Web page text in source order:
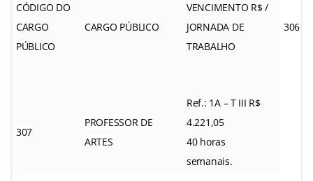
CÓDIGO DO
CARGO
PÚBLICO
CARGO PÚBLICO
VENCIMENTO R$ /
JORNADA DE
TRABALHO
306
307
PROFESSOR DE
ARTES
Ref.: 1A – T III R$
4.221,05
40 horas
semanais.